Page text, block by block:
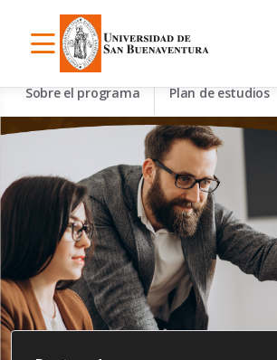
Sobre el programa Plan de estudios